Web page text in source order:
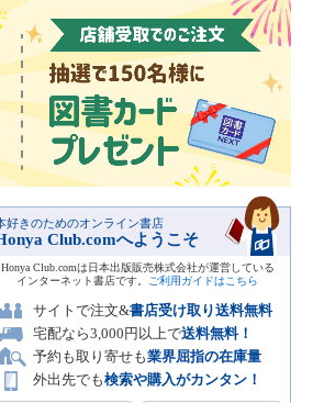
好きのためのオンライン書店
Club.comへようこそ
Honya Club.comは日本出版販売株式会社が運営している
インターネット書店です。
ご利用ガイドはこちら
サイトで注文&書店受け取り送料無料
宅配なら3,000円以上で送料無料！
予約も取り寄せも業界屈指の在庫量
外出先でも検索や購入がカンタン！